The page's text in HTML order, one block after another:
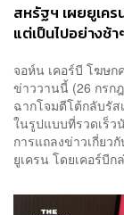
สหรัฐฯ เผยยูเค
แต่เป็นไปอย่างช้า
จอห์น เคอร์บี โฆษ
ข่าววานนี้ (26 กรก
ฉากโจมตีโต้กลับรั
ในรูปแบบที่รวดเร็
การแถลงข่าวเกี่ยว
ยูเครน โดยเคอร์บีก